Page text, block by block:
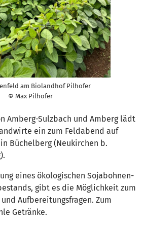
am Biolandhof Pilhofer
© Max Pilhofer
Amberg-Sulzbach und Amberg lädt
ein zum Feldabend auf
Büchelberg (Neukirchen b.
eines ökologischen Sojabohnen-
gibt es die Möglichkeit zum
Aufbereitungsfragen. Zum
Getränke.